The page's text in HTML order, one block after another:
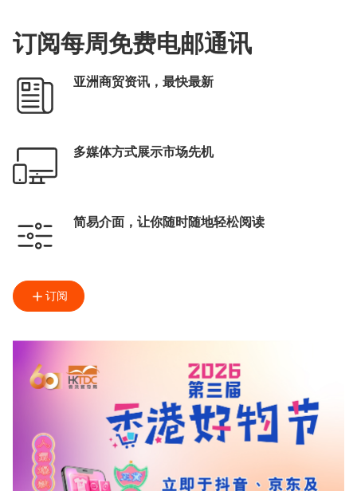
订阅每周免费电邮通讯
亚洲商贸资讯，最快最新
多媒体方式展示市场先机
简易介面，让你随时随地轻松阅读
订阅